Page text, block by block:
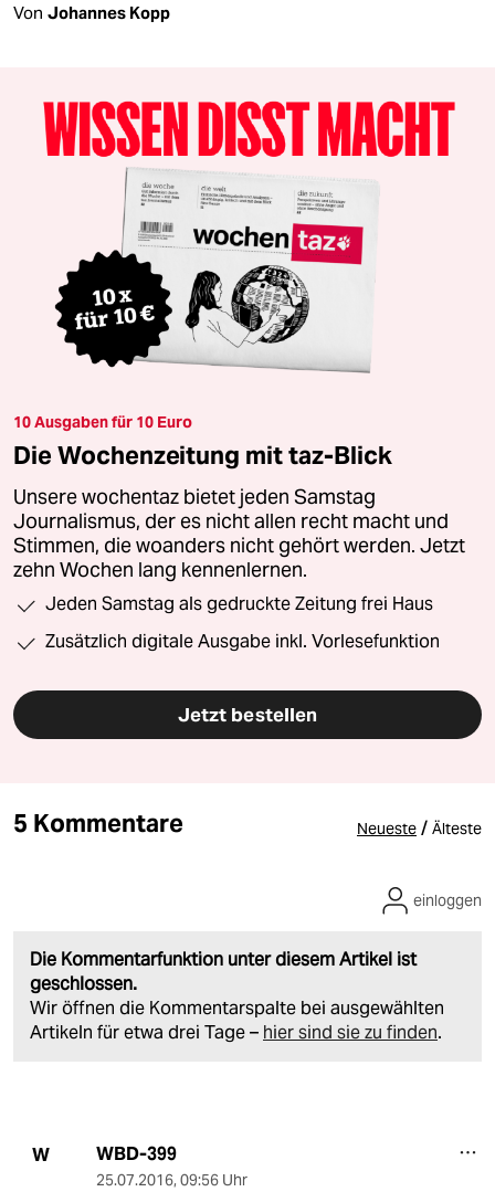
Von Johannes Kopp
10 Ausgaben für 10 Euro
Die Wochenzeitung mit taz-Blick
Unsere wochentaz bietet jeden Samstag
Journalismus, der es nicht allen recht macht und
Stimmen, die woanders nicht gehört werden. Jetzt
zehn Wochen lang kennenlernen.
Jeden Samstag als gedruckte Zeitung frei Haus
Zusätzlich digitale Ausgabe inkl. Vorlesefunktion
Jetzt bestellen
5 Kommentare Neueste / Älteste
Die Kommentarfunktion unter diesem Artikel ist
geschlossen.
Wir öffnen die Kommentarspalte bei ausgewählten
Artikeln für etwa drei Tage – hier sind sie zu finden.
einloggen
W WBD-399
25.07.2016, 09:56 Uhr